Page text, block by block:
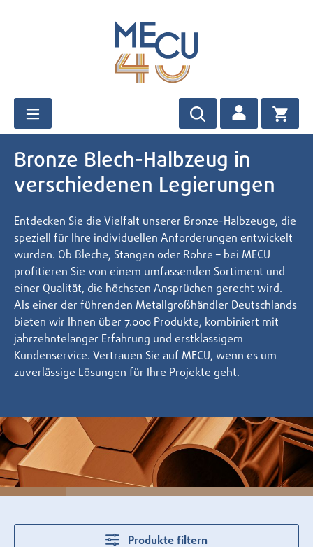
Bronze Blech-Halbzeug in
verschiedenen Legierungen
Entdecken Sie die Vielfalt unserer Bronze-Halbzeuge, die
speziell für Ihre individuellen Anforderungen entwickelt
wurden. Ob Bleche, Stangen oder Rohre – bei MECU
profitieren Sie von einem umfassenden Sortiment und
einer Qualität, die höchsten Ansprüchen gerecht wird.
Als einer der führenden Metallgroßhändler Deutschlands
bieten wir Ihnen über 7.000 Produkte, kombiniert mit
jahrzehntelanger Erfahrung und erstklassigem
Kundenservice. Vertrauen Sie auf MECU, wenn es um
zuverlässige Lösungen für Ihre Projekte geht.
Produkte filtern